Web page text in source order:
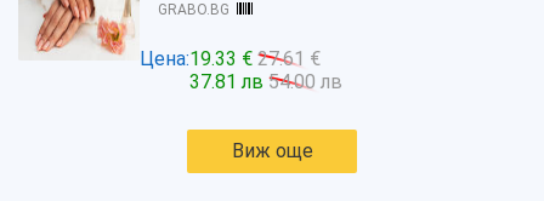
GRABO.BG
Цена:19.33 € 27.61 €
37.81 лв 54.00 лв
Виж още